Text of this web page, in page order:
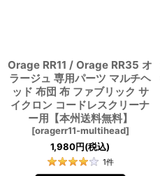
Orage RR11 / Orage RR35 オ
ラージュ 専用パーツ マルチヘ
ッド 布団 布 ファブリック サ
イクロン コードレスクリーナ
ー用【本州送料無料】
[oragerr11-multihead]
1,980円(税込)
1件